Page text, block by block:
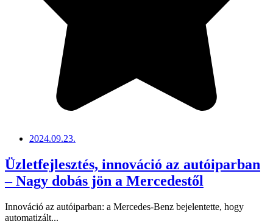
2024.09.23.
Üzletfejlesztés, innováció az autóiparban
– Nagy dobás jön a Mercedestől
Innováció az autóiparban: a Mercedes-Benz bejelentette, hogy
automatizált...